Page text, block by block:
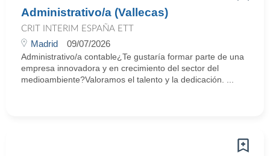
Administrativo/a (Vallecas)
CRIT INTERIM ESPAÑA ETT
Madrid 09/07/2026
Administrativo/a contable¿Te gustaría formar parte de una
empresa innovadora y en crecimiento del sector del
medioambiente?Valoramos el talento y la dedicación. ...